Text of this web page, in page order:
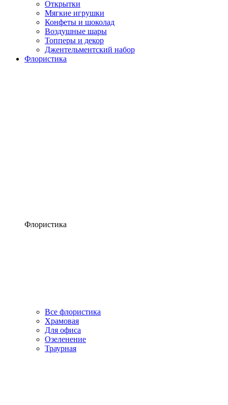
Открытки
Мягкие игрушки
Конфеты и шоколад
Воздушные шары
Топперы и декор
Джентельментский набор
Флористика
Флористика
Все флористика
Храмовая
Для офиса
Озеленение
Траурная